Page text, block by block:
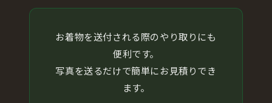
お着物を送付される際のやり取りにも
便利です。
写真を送るだけで簡単にお見積りでき
ます。